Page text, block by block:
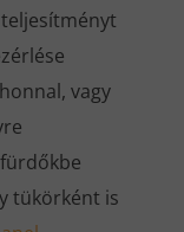
vagy
tükörként is